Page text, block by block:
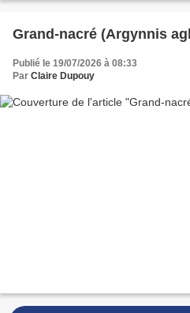
Grand-nacré (Argynnis
Publié le 19/07/2026 à 08:33
Par Claire Dupouy